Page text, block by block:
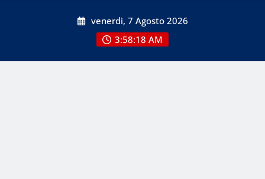
venerdì, 7 Agosto 2026
3:58:18 AM